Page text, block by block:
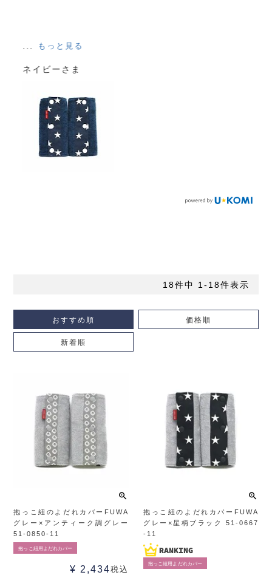
おすすめ順 価格順
新着順
18件中 1- 18件表示
抱っこ紐のよだれカバーFUWA
グレー×アンティーク調グレー
51-0850-11
抱っこ紐用よだれカバー
¥ 2,434税込
抱っこ紐のよだれカバーFUWA
グレー×星柄ブラック 51-0667
-11
抱っこ紐用よだれカバー